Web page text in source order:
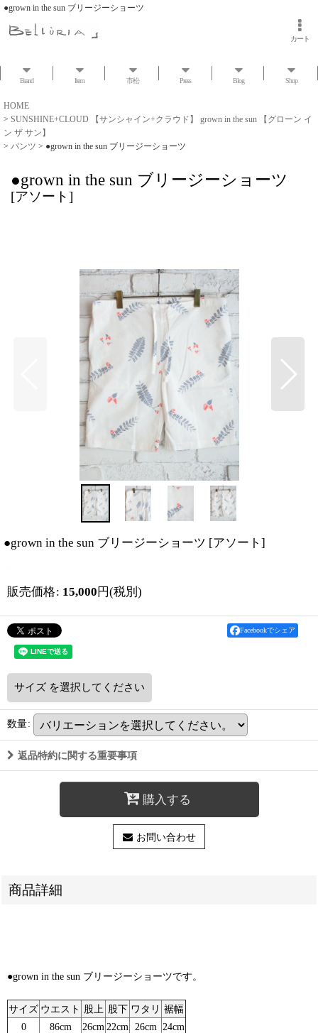
●grown in the sun ブリージーショーツ
カート
Brand Item 市松 Press Blog Shop
HOME
> SUNSHINE+CLOUD 【サンシャイン+クラウド】 grown in the sun 【グローン イ
ン ザ サン】
> パンツ > ●grown in the sun ブリージーショーツ
●grown in the sun ブリージーショーツ
[アソート]
●grown in the sun ブリージーショーツ [アソート ]
販売価格: 15,000 円(税別)
Facebookでシェア
サイズ を選択してください
数量:
返品特約に関する重要事項
購入する
お問い合わせ
商品詳細
●grown in the sun ブリージーショーツです。
サイズ ウエスト 股上 股下 ワタリ 裾幅
0
86cm 26cm 22cm 26cm
24cm